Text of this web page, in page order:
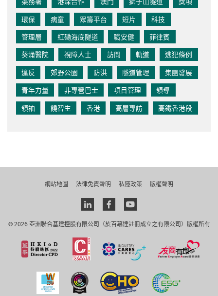
環保
病童 眾籌平台 短片
科技
管理層
紅磡海底隧道 職安健
菲律賓
葵涌醫院
視障人士 訪問 軌道
逃犯條例
違反
郊野公園 防洪 隧道管理
集團發展
青年力量
非專營巴士 項目管理
領導
領袖
饒智生 香港 高層專訪 高鐵香港段
網站地圖 法律免責聲明 私隱政策 版權聲明
Linkedinfacebookyoutube
© 2026 亞洲聯合基建控股有限公司（於百慕達註冊成立之有限公司）版權所有